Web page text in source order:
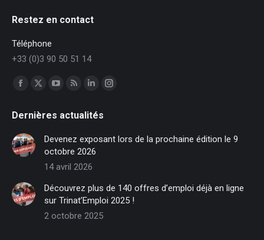
Restez en contact
Téléphone
+33 (0)3 90 50 51 14
Trouvez nous sur :
Facebook
opens
in
new
window
X
opens
new
window
opens
in
new
window
opens
in
new
window
LinkedIn
opens
in
new
window
Instagram
in
Dernières actualités
Devenez exposant lors de la prochaine édition le 9
octobre 2026
14 avril 2026
Découvrez plus de 140 offres d’emploi déjà en ligne
sur Trinat’Emploi 2025 !
2 octobre 2025